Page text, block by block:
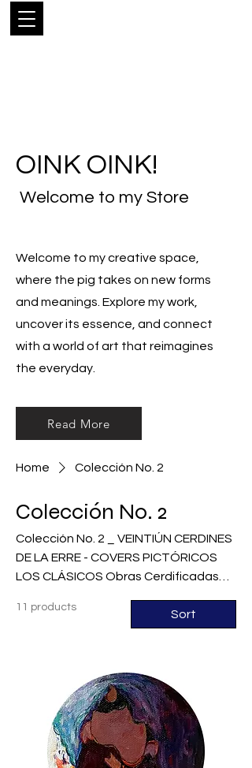
OINK OINK!
Welcome to my Store
Welcome to my creative space,
where the pig takes on new forms
and meanings. Explore my work,
uncover its essence, and connect
with a world of art that reimagines
the everyday.
Read More
Home Colección No. 2
Colección No. 2
Colección No. 2 _ VEINTIÚN CERDINES
DE LA ERRE - COVERS PICTÓRICOS
LOS CLÁSICOS Obras Cerdificadas
distintos artistas. Pintura acrílica
11 products
Sort